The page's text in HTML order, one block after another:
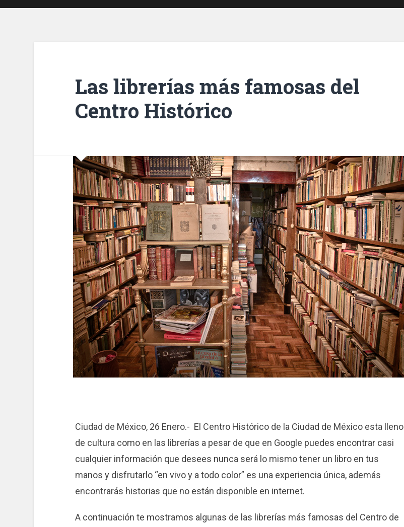
Las librerías más famosas del
Centro Histórico
Ciudad de México, 26 Enero.- El Centro Histórico de la Ciudad de México esta lleno
de cultura como en las librerías a pesar de que en Google puedes encontrar casi
cualquier información que desees nunca será lo mismo tener un libro en tus
manos y disfrutarlo “en vivo y a todo color” es una experiencia única, además
encontrarás historias que no están disponible en internet.
A continuación te mostramos algunas de las librerías más famosas del Centro de